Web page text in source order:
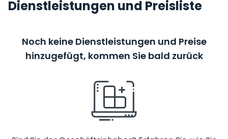
Dienstleistungen und Preisliste
Noch keine Dienstleistungen und Preise
hinzugefügt, kommen Sie bald zurück